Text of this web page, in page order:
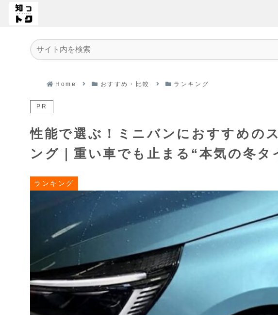
Home おすすめ・比較 ランキング
PR
性能で選ぶ！ミニバンにおすすめの
ング｜重い車でも止まる“本気の冬タ
ランキング